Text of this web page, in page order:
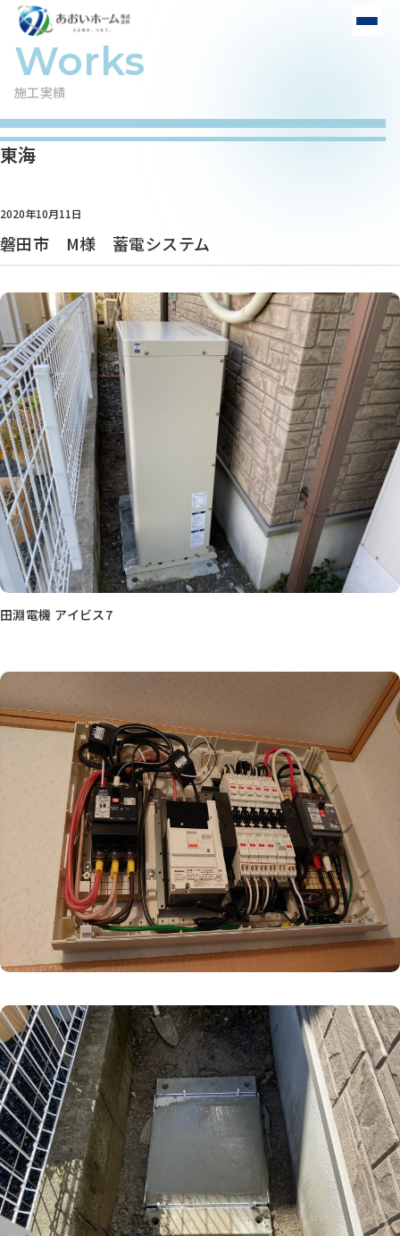
施工実績
東海
2020年10月11日
磐田市 M様 蓄電システム
田淵電機 アイビス7